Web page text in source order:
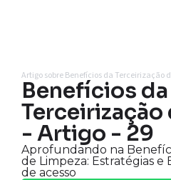
Artigo sobre Benefícios da Terceirização
Benefícios da
Terceirização
- Artigo - 29
Aprofundando na
de Limpeza: Estratégias
de acesso